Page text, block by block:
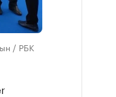
/ РБК